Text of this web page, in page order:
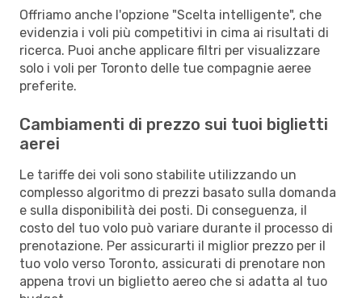
Offriamo anche l'opzione "Scelta intelligente", che
evidenzia i voli più competitivi in cima ai risultati di
ricerca. Puoi anche applicare filtri per visualizzare
solo i voli per Toronto delle tue compagnie aeree
preferite.
Cambiamenti di prezzo sui tuoi biglietti
aerei
Le tariffe dei voli sono stabilite utilizzando un
complesso algoritmo di prezzi basato sulla domanda
e sulla disponibilità dei posti. Di conseguenza, il
costo del tuo volo può variare durante il processo di
prenotazione. Per assicurarti il miglior prezzo per il
tuo volo verso Toronto, assicurati di prenotare non
appena trovi un biglietto aereo che si adatta al tuo